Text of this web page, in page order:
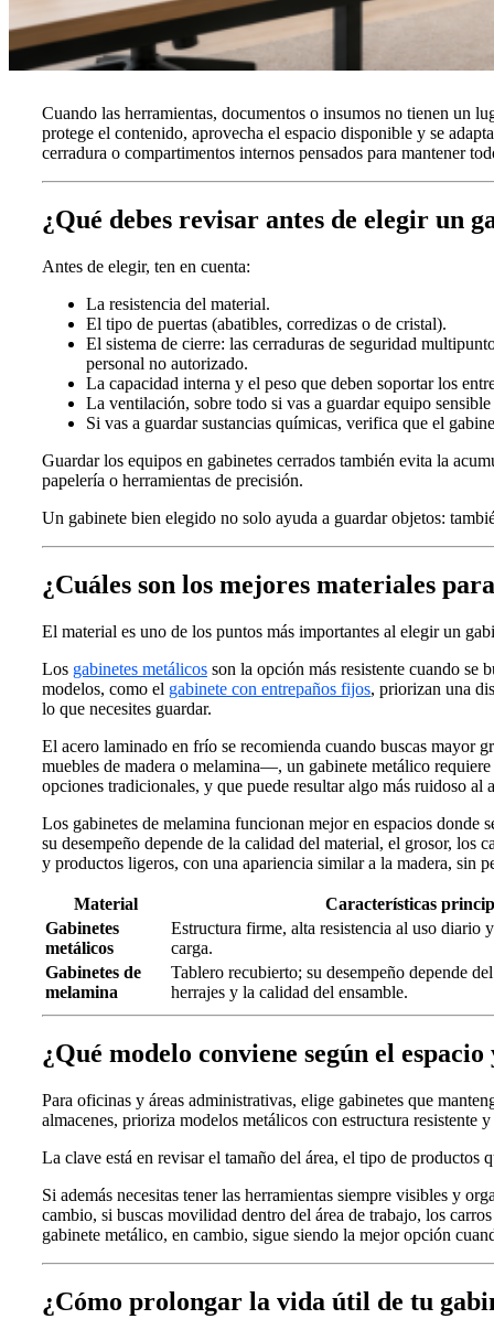
Cuando las herramientas, documentos o insumos no tienen un
protege el contenido, aprovecha el espacio disponible y se
cerradura o compartimentos internos pensados para mantener
¿Qué debes revisar antes de elegir un
Antes de elegir, ten en cuenta:
La resistencia del material.
El tipo de puertas (abatibles, corredizas o de cristal).
El sistema de cierre: las cerraduras de seguridad
personal no autorizado.
La capacidad interna y el peso que deben soportar los
La ventilación, sobre todo si vas a guardar equipo
Si vas a guardar sustancias químicas, verifica que el
Guardar los equipos en gabinetes cerrados también evita la
papelería o herramientas de precisión.
Un gabinete bien elegido no solo ayuda a guardar objetos:
¿Cuáles son los mejores materiales
El material es uno de los puntos más importantes al elegir un
Los gabinetes metálicos son la opción más resistente cuando se
modelos, como el gabinete con entrepaños fijos, priorizan una
lo que necesites guardar.
El acero laminado en frío se recomienda cuando buscas mayor
muebles de madera o melamina—, un gabinete metálico
opciones tradicionales, y que puede resultar algo más ruidoso al
Los gabinetes de melamina funcionan mejor en espacios
su desempeño depende de la calidad del material, el grosor, los
y productos ligeros, con una apariencia similar a la madera, sin
Material
Características
Gabinetes
metálicos
Estructura firme, alta resistencia al uso diario
carga.
Gabinetes de
melamina
Tablero recubierto; su desempeño depende
herrajes y la calidad del ensamble.
¿Qué modelo conviene según el
Para oficinas y áreas administrativas, elige gabinetes que
almacenes, prioriza modelos metálicos con estructura resistente
La clave está en revisar el tamaño del área, el tipo de
Si además necesitas tener las herramientas siempre visibles y
cambio, si buscas movilidad dentro del área de trabajo, los
gabinete metálico, en cambio, sigue siendo la mejor opción
¿Cómo prolongar la vida útil de tu